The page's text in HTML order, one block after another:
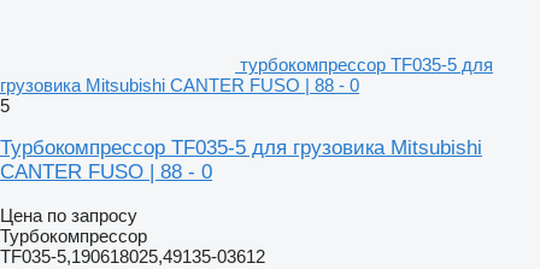
турбокомпрессор TF035-5 для
грузовика Mitsubishi CANTER FUSO | 88 - 0
5
Турбокомпрессор TF035-5 для грузовика Mitsubishi
CANTER FUSO | 88 - 0
Цена по запросу
Турбокомпрессор
TF035-5,190618025,49135-03612